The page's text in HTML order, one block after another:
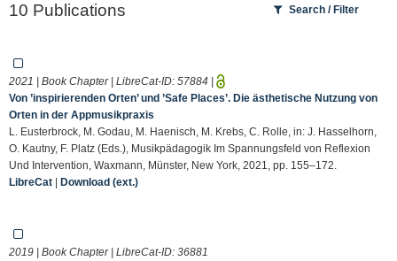
10 Publications Search / Filter
2021 | Book Chapter | LibreCat-ID: 57884 |
Von ’inspirierenden Orten’ und ’Safe Places’. Die ästhetische Nutzung von
Orten in der Appmusikpraxis
L. Eusterbrock, M. Godau, M. Haenisch, M. Krebs, C. Rolle, in: J. Hasselhorn,
O. Kautny, F. Platz (Eds.), Musikpädagogik Im Spannungsfeld von Reflexion
Und Intervention, Waxmann, Münster, New York, 2021, pp. 155–172.
LibreCat | Download (ext.)
2019 | Book Chapter | LibreCat-ID: 36881